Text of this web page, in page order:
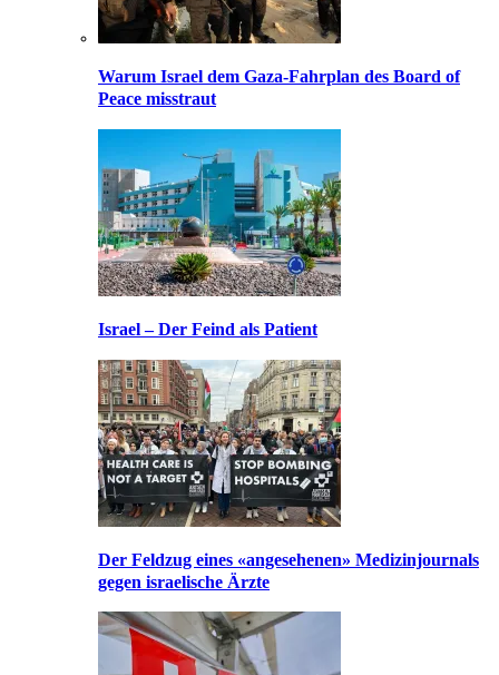
Warum Israel dem Gaza-Fahrplan des Board of
Peace misstraut
Israel – Der Feind als Patient
Der Feldzug eines «angesehenen» Medizinjournals
gegen israelische Ärzte